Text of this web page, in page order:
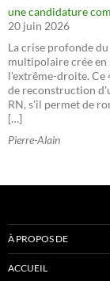
une candidature
20 juin 2026
La crise profonde
multipolaire crée en
l'extrême-droite. Ce
de reconstruction
RN, s'il permet de
[…]
Pierre-Alain
À PROPOS DE
ACCUEIL